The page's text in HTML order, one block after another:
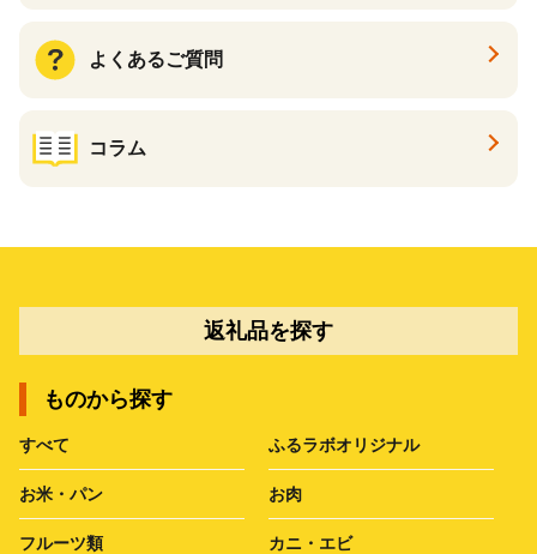
よくあるご質問
コラム
返礼品を探す
ものから探す
すべて ふるラボオリジナル
お米・パン お肉
フルーツ類 カニ・エビ